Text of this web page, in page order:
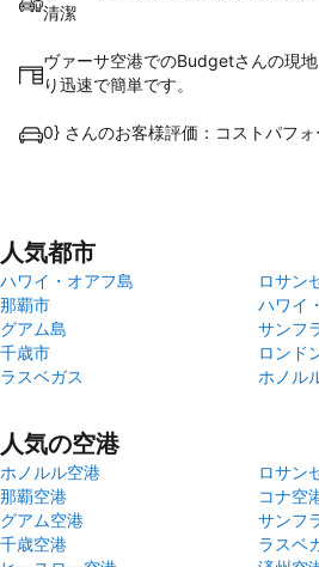
清潔
ヴァーサ空港でのBudgetさんの現
り迅速で簡単です。
0} さんのお客様評価：コストパフォ
人気都市
ハワイ・オアフ島
ロサン
那覇市
ハワイ
グアム島
サンフ
千歳市
ロンド
ラスベガス
ホノル
人気の空港
ホノルル空港
ロサン
那覇空港
コナ空
グアム空港
サンフ
千歳空港
ラスベ